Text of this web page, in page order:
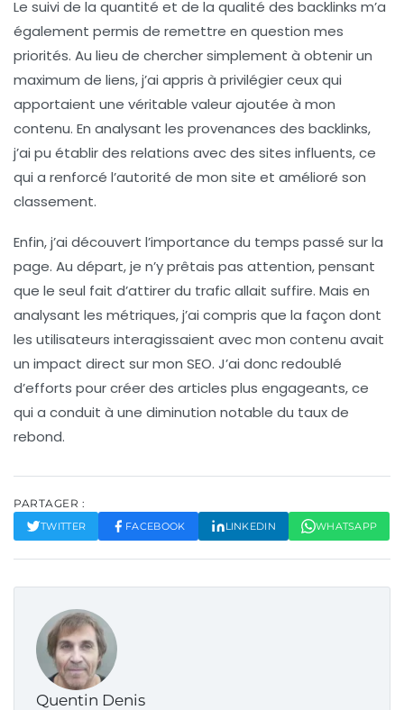
Le suivi de la quantité et de la qualité des backlinks m’a
également permis de remettre en question mes
priorités. Au lieu de chercher simplement à obtenir un
maximum de liens, j’ai appris à privilégier ceux qui
apportaient une véritable valeur ajoutée à mon
contenu. En analysant les provenances des backlinks,
j’ai pu établir des relations avec des sites influents, ce
qui a renforcé l’autorité de mon site et amélioré son
classement.
Enfin, j’ai découvert l’importance du temps passé sur la
page. Au départ, je n’y prêtais pas attention, pensant
que le seul fait d’attirer du trafic allait suffire. Mais en
analysant les métriques, j’ai compris que la façon dont
les utilisateurs interagissaient avec mon contenu avait
un impact direct sur mon SEO. J’ai donc redoublé
d’efforts pour créer des articles plus engageants, ce
qui a conduit à une diminution notable du taux de
rebond.
PARTAGER :
TWITTER FACEBOOK LINKEDIN WHATSAPP
Quentin Denis